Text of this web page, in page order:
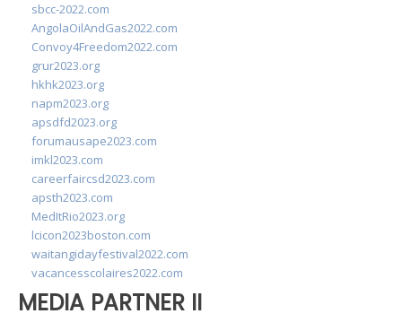
sbcc-2022.com
AngolaOilAndGas2022.com
Convoy4Freedom2022.com
grur2023.org
hkhk2023.org
napm2023.org
apsdfd2023.org
forumausape2023.com
imkl2023.com
careerfaircsd2023.com
apsth2023.com
MedItRio2023.org
lcicon2023boston.com
waitangidayfestival2022.com
vacancesscolaires2022.com
MEDIA PARTNER II